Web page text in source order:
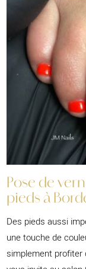
Pose de
pieds à
Des pieds aussi
une touche de
simplement profiter